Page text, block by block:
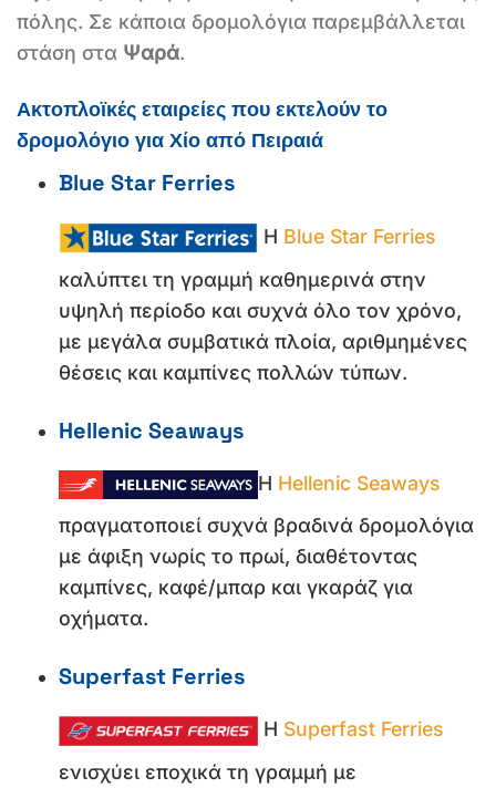
πόλης. Σε κάποια δρομολόγια παρεμβάλλεται
στάση στα Ψαρά.
Ακτοπλοϊκές εταιρείες που εκτελούν το
δρομολόγιο για Χίο από Πειραιά
Blue Star Ferries
Η Blue Star Ferries
καλύπτει τη γραμμή καθημερινά στην
υψηλή περίοδο και συχνά όλο τον χρόνο,
με μεγάλα συμβατικά πλοία, αριθμημένες
θέσεις και καμπίνες πολλών τύπων.
Hellenic Seaways
Η Hellenic Seaways
πραγματοποιεί συχνά βραδινά δρομολόγια
με άφιξη νωρίς το πρωί, διαθέτοντας
καμπίνες, καφέ/μπαρ και γκαράζ για
οχήματα.
Superfast Ferries
Η Superfast Ferries
ενισχύει εποχικά τη γραμμή με